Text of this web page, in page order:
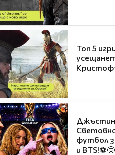
Топ 5
Джъстин
футбол
и BTS!⚽🤩